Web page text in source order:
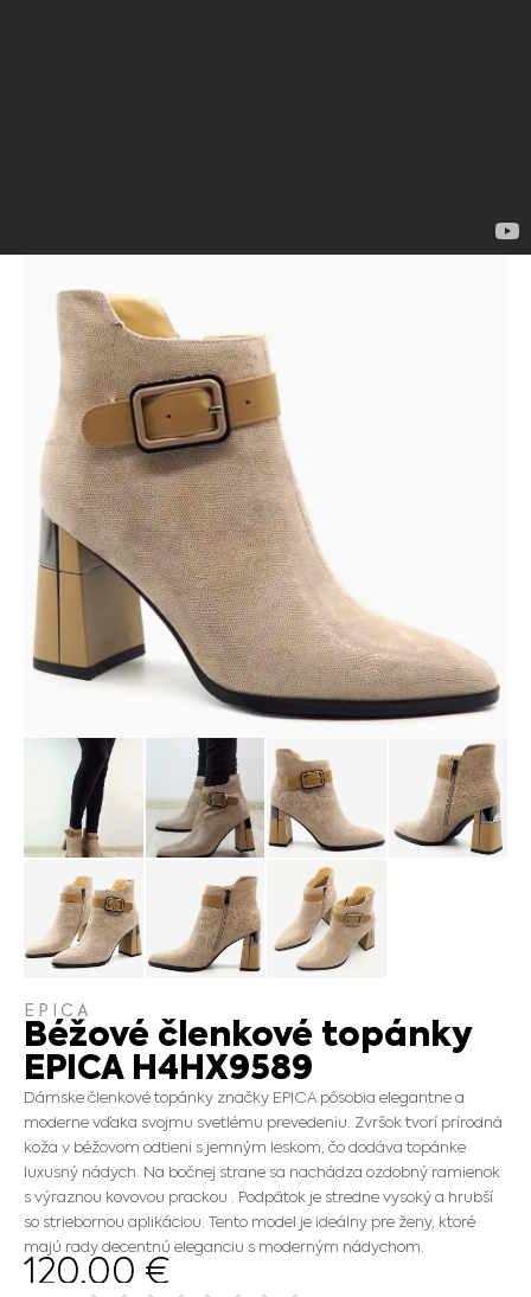
EPICA
Béžové členkové topánky
EPICA H4HX9589
Dámske členkové topánky značky EPICA pôsobia elegantne a
moderne vďaka svojmu svetlému prevedeniu. Zvršok tvorí prírodná
koža v béžovom odtieni s jemným leskom, čo dodáva topánke
luxusný nádych. Na bočnej strane sa nachádza ozdobný ramienok
s výraznou kovovou prackou . Podpätok je stredne vysoký a hrubší
so striebornou aplikáciou. Tento model je ideálny pre ženy, ktoré
majú rady decentnú eleganciu s moderným nádychom.
120.00 €